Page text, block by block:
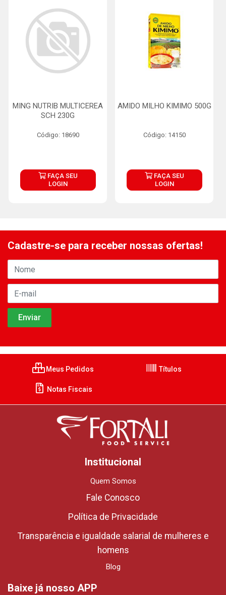
MING NUTRIB MULTICEREA
SCH 230G
Código: 18690
FAÇA SEU
LOGIN
AMIDO MILHO KIMIMO 500G
Código: 14150
FAÇA SEU
LOGIN
Cadastre-se para receber nossas ofertas!
Meus Pedidos Títulos
Notas Fiscais
Institucional
Quem Somos
Fale Conosco
Política de Privacidade
Transparência e igualdade salarial de mulheres e
homens
Blog
Baixe já nosso APP